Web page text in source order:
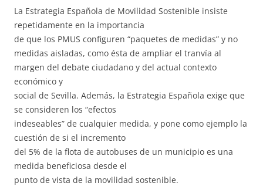
La Estrategia Española de Movilidad Sostenible insiste
repetidamente en la importancia
de que los PMUS configuren “paquetes de medidas” y no
medidas aisladas, como ésta de ampliar el tranvía al
margen del debate ciudadano y del actual contexto
económico y
social de Sevilla. Además, la Estrategia Española exige que
se consideren los “efectos
indeseables” de cualquier medida, y pone como ejemplo la
cuestión de si el incremento
del 5% de la flota de autobuses de un municipio es una
medida beneficiosa desde el
punto de vista de la movilidad sostenible.